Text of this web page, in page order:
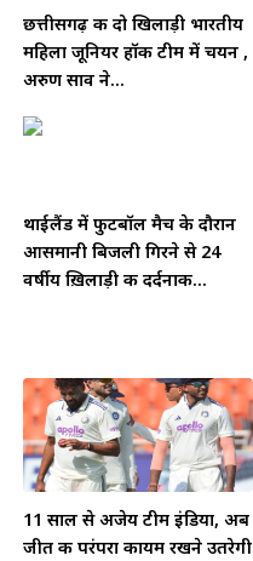
छत्तीसगढ़ की दो खिलाड़ी भारतीय
महिला जूनियर हॉकी टीम में चयन ,
अरुण साव ने...
थाईलैंड में फुटबॉल मैच के दौरान
आसमानी बिजली गिरने से 24
वर्षीय ख़िलाड़ी की दर्दनाक...
11 साल से अजेय टीम इंडिया, अब
जीत की परंपरा कायम रखने उतरेगी